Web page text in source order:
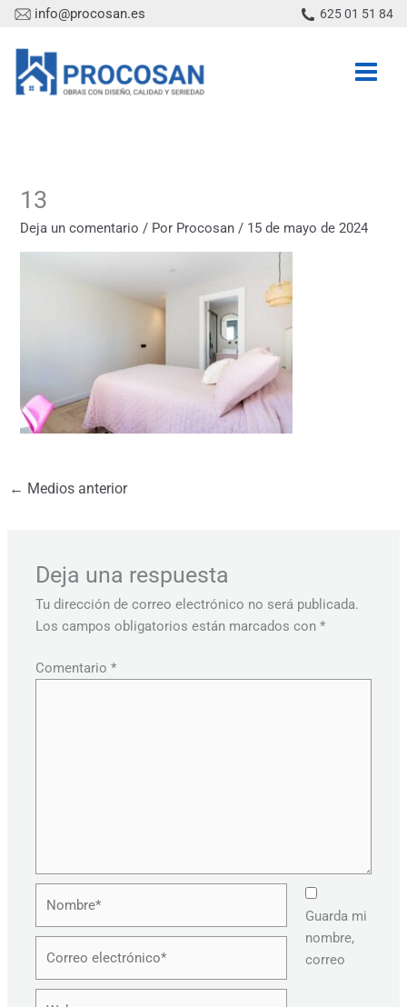
contenido
info@procosan.es 625 01 51 84
13
Deja un comentario / Por Procosan/ 15 de mayo de 2024
← Medios anterior
Deja una respuesta
Tu dirección de correo electrónico no será publicada.
Los campos obligatorios están marcados con*
Comentario*
Guarda mi
nombre,
correo